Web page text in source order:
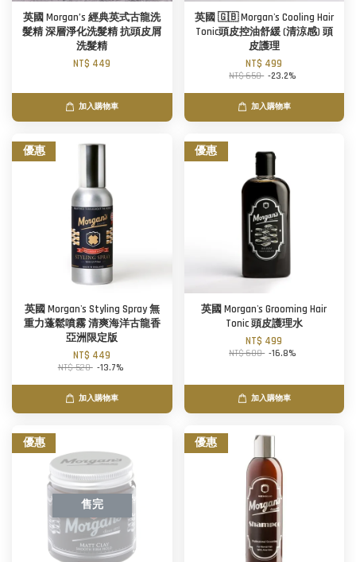
英國 Morgan’s 經典英式古龍洗
髮精 深層淨化洗髮精 抗頭皮屑
洗髮精
NT$ 449
加入購物車
英國 🇬🇧 Morgan's Cooling Hair
Tonic頭皮控油舒緩 (清涼感) 頭
皮護理
NT$ 499
NT$ 650 -23.2%
加入購物車
優惠
英國 Morgan's Styling Spray 無
重力蓬鬆噴霧 清爽海洋古龍香
亞洲限定版
NT$ 449
NT$ 520 -13.7%
加入購物車
優惠
英國 Morgan's Grooming Hair
Tonic 頭皮護理水
NT$ 499
NT$ 600 -16.8%
加入購物車
優惠
售完
優惠